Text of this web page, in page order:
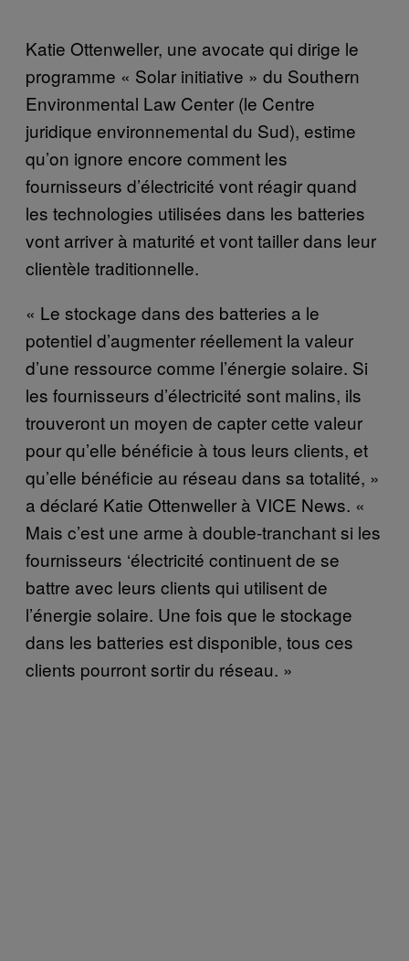
Katie Ottenweller, une avocate qui dirige le
programme « Solar initiative » du Southern
Environmental Law Center (le Centre
juridique environnemental du Sud), estime
qu’on ignore encore comment les
fournisseurs d’électricité vont réagir quand
les technologies utilisées dans les batteries
vont arriver à maturité et vont tailler dans leur
clientèle traditionnelle.
« Le stockage dans des batteries a le
potentiel d’augmenter réellement la valeur
d’une ressource comme l’énergie solaire. Si
les fournisseurs d’électricité sont malins, ils
trouveront un moyen de capter cette valeur
pour qu’elle bénéficie à tous leurs clients, et
qu’elle bénéficie au réseau dans sa totalité, »
a déclaré Katie Ottenweller à VICE News. «
Mais c’est une arme à double-tranchant si les
fournisseurs ‘électricité continuent de se
battre avec leurs clients qui utilisent de
l’énergie solaire. Une fois que le stockage
dans les batteries est disponible, tous ces
clients pourront sortir du réseau. »